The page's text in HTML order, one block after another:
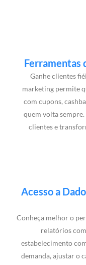
Ferramentas
Ganhe clientes
marketing permite
com cupons,
quem volta
clientes e
Acesso a
Conheça melhor o
relatórios
estabelecimento
demanda, ajustar o